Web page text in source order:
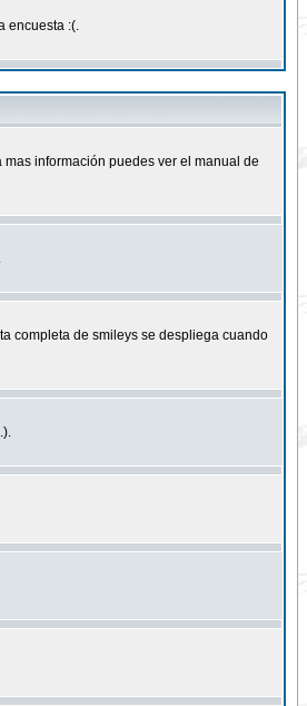
encuesta :(.
información puedes ver el manual de
completa de smileys se despliega cuando